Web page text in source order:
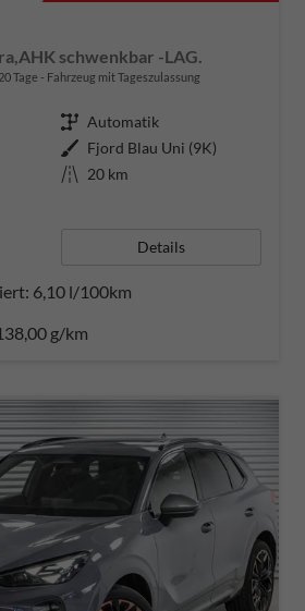
schwenkbar -LAG.
20 Tage Fahrzeug mit Tageszulassung
Getriebe Automatik
Außenfarbe Fjord Blau Uni (9K)
Kilometerstand 20 km
Details
6,10 l/100km
g/km